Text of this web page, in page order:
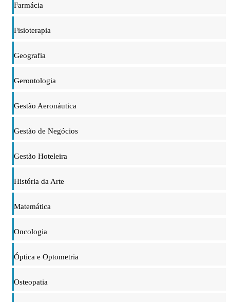
Farmácia
Fisioterapia
Geografia
Gerontologia
Gestão Aeronáutica
Gestão de Negócios
Gestão Hoteleira
História da Arte
Matemática
Oncologia
Óptica e Optometria
Osteopatia